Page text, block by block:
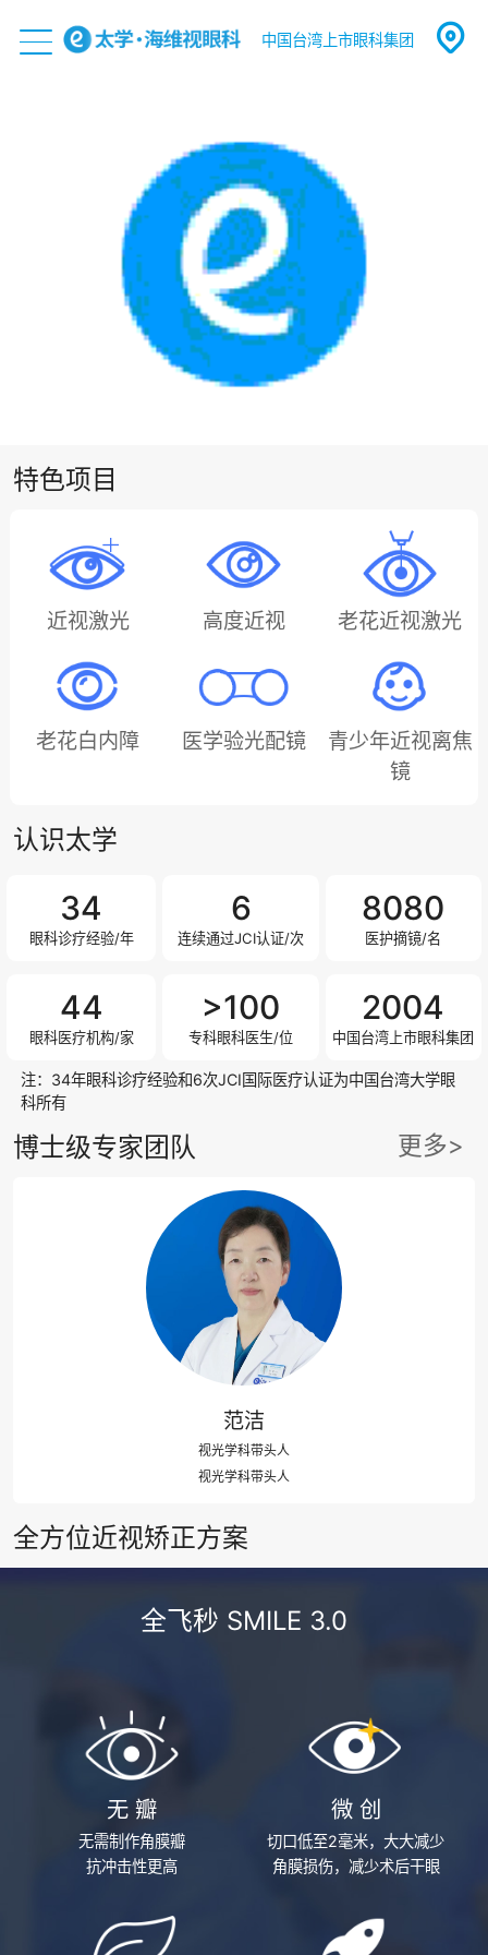
中国台湾上市眼科集团
特色项目
近视激光 高度近视 老花近视激光
老花白内障 医学验光配镜
青少年近视离焦
镜
认识太学
34
眼科诊疗经验/年
6
连续通过JCI认证/次
8540
医护摘镜/名
44
眼科医疗机构/家
>100
专科眼科医生/位
2004
中国台湾上市眼科集团
注：34年眼科诊疗经验和6次JCI国际医疗认证为中国台湾大学眼
科所有
博士级专家团队 更多>
范洁
视光学科带头人
视光学科带头人
全方位近视矫正方案
全飞秒 SMILE 3.0
无 瓣
无需制作角膜瓣
抗冲击性更高
微 创
切口低至2毫米，大大减少
角膜损伤，减少术后干眼